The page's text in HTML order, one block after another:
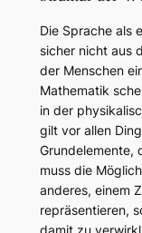
Die Sprache als
sicher nicht aus
der Menschen
Mathematik
in der
gilt vor allen
Grundelemente,
muss die
anderes, einem
repräsentieren,
damit zu